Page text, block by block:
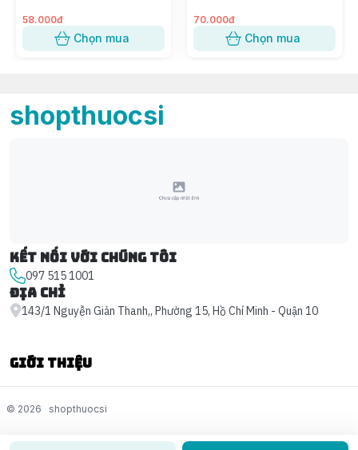
58.000đ
Chọn mua
70.000đ
Chọn mua
shopthuocsi
Kết nối với chúng tôi
097 515 1001
Địa chỉ
143/1 Nguyễn Giản Thanh,, Phường 15, Hồ Chí Minh - Quận 10
Giới thiệu
© 2026 shopthuocsi